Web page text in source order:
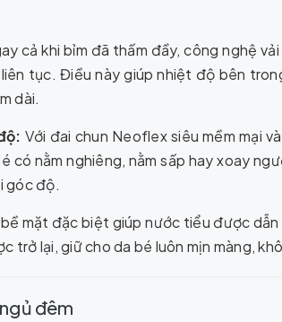
cả khi bỉm đã thấm đầy, công nghệ
tục. Điều này giúp nhiệt độ bên
dài.
Với đai chun Neoflex siêu mềm mại
có nằm nghiêng, nằm sấp hay xoay
góc độ.
mặt đặc biệt giúp nước tiểu được dẫn
trở lại, giữ cho da bé luôn mịn màng,
đêm